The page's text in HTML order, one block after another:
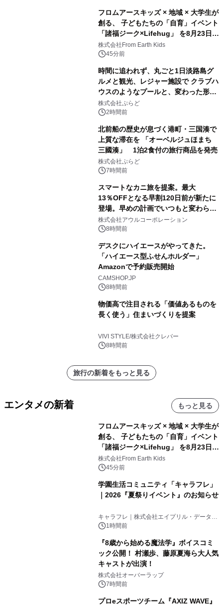
フロムアースキッズ × 地域 × 大学生が
創る、 子どもたちの「自育」イベント
「諸福ジーク×Lifehug」 を8月23日
(日)開催
株式会社From Earth Kids
45分前
時間に追われず、丸ごと1日淡路島グ
ルメと観光、レジャー施設で クラブハ
ウスのようなプールと、変わった形の
サウナも 「THE BOXY AWAJI」のお
得な素泊まり連泊プランで
株式会社ぷらど
2時間前
北前船の歴史が息づく港町・三国湊で
上質な滞在を 「オーベルジュほまち
三國湊」 1泊2食付の旅行商品を発売
株式会社ぷらど
7時間前
スマートなカニ旅を提案。最大
13％OFFとなる早割120日前が新たに
登場。早めの計画でいつもと変わらぬ
大人の冬旅を。ー夕日ヶ浦温泉「佳松
苑 別邸ふうか」ー
株式会社アウルコーポレーション
8時間前
デスクにハイエースがやってきた。
「ハイエース型ふせんホルダー」
Amazonで予約販売開始
CAMSHOP.JP
8時間前
物価高で注目される「価値あるものを
長く使う」住まいづくりを提案
VIVI STYLE/株式会社クレバー
8時間前
旅行の新着をもっと見る
エンタメの新着 もっと見る
フロムアースキッズ × 地域 × 大学生が
創る、 子どもたちの「自育」イベント
「諸福ジーク×Lifehug」 を8月23日
(日)開催
株式会社From Earth Kids
45分前
学園生活コミュニティ「キャラフレ」
｜2026『夏祭りイベント』のお知らせ
キャラフレ｜株式会社エイプリル・データ・
デザインズ
1時間前
『8歳から始める魔法学』ボイスコミ
ック公開！ 村瀬歩、藤原夏海ら大人気
キャストが出演！
株式会社オーバーラップ
7時間前
プロeスポーツチーム『AXIZ WAVE』